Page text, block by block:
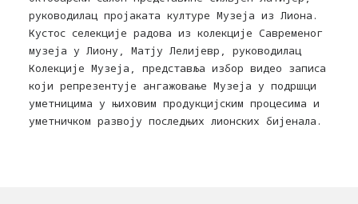
руководилац пројаката културе Музеја из Лиона.
Кустос селекције радова из колекције Савременог
музеја у Лиону, Матју Лелијевр, руководилац
Колекције Музеја, представља избор видео записа
који репрезентује ангажовање Музеја у подршци
уметницима у њиховим продукцијским процесима и
уметничком развоју последњих лионских бијенала.